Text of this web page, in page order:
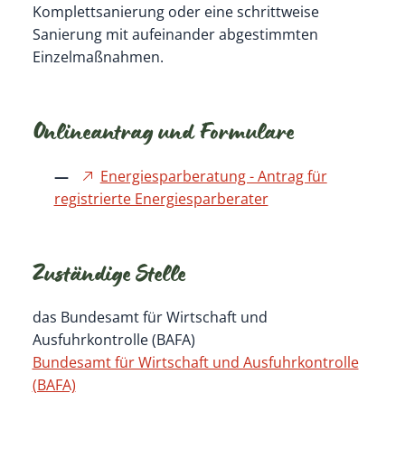
Komplettsanierung oder eine schrittweise
Sanierung mit aufeinander abgestimmten
Einzelmaßnahmen.
Onlineantrag und Formulare
Energiesparberatung - Antrag für
registrierte Energiesparberater
Zuständige Stelle
das Bundesamt für Wirtschaft und
Ausfuhrkontrolle (BAFA)
Bundesamt für Wirtschaft und Ausfuhrkontrolle
(BAFA)